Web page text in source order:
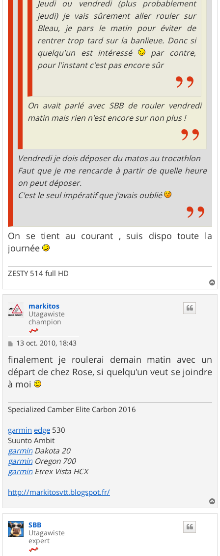
Jeudi ou vendredi (plus probablement
jeudi) je vais sûrement aller rouler sur
Bleau, je pars le matin pour éviter de
rentrer trop tard sur la banlieue. Donc si
quelqu'un est intéressé
par contre,
pour l'instant c'est pas encore sûr
On avait parlé avec SBB de rouler vendredi
matin mais rien n'est encore sur non plus !
Vendredi je dois déposer du matos au trocathlon
Faut que je me rencarde à partir de quelle heure
on peut déposer.
C'est le seul impératif que j'avais oublié
On se tient au courant , suis dispo toute la
journée
ZESTY 514 full HD
a
markitos
Utagawiste
champion
M
s
s
a
g
e
13 oct. 2010, 18:43
finalement je roulerai demain matin avec un
départ de chez Rose, si quelqu'un veut se joindre
à moi
Specialized Camber Elite Carbon 2016
garmin edge 530
Suunto Ambit
garmin Dakota 20
garmin Oregon 700
garmin Etrex Vista HCX
http://markitosvtt.blogspot.fr/
a
SBB
Utagawiste
expert